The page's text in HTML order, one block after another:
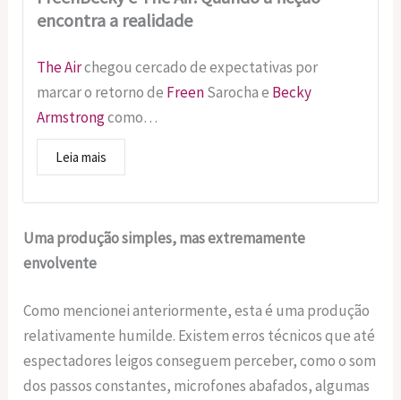
encontra a realidade
The Airchegou cercado de expectativas por
marcar o retorno de FreenSarocha e Becky
Armstrongcomo…
Leia mais
Uma produção simples, mas extremamente
envolvente
Como mencionei anteriormente, esta é uma produção
relativamente humilde. Existem erros técnicos que até
espectadores leigos conseguem perceber, como o som
dos passos constantes, microfones abafados, algumas